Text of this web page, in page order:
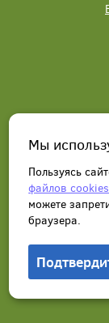
Мы
Пользуясь
файлов cookies
можете
браузера.